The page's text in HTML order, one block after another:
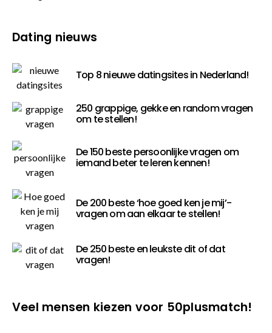
Dating nieuws
Top 8 nieuwe datingsites in Nederland!
250 grappige, gekke en random vragen
om te stellen!
De 150 beste persoonlijke vragen om
iemand beter te leren kennen!
De 200 beste ‘hoe goed ken je mij’-
vragen om aan elkaar te stellen!
De 250 beste en leukste dit of dat
vragen!
Veel mensen kiezen voor 50plusmatch!